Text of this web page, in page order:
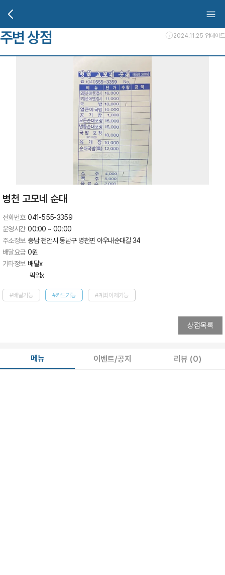
주변 상점 2024.11.25 업데이트
병천 고모네 순대
전화번호 041-555-3359
운영시간 00:00 ~ 00:00
주소정보 충남 천안시 동남구 병천면 아우내순대길 34
배달요금 0원
기타정보 배달x
픽업x
#배달가능 #카드가능 #계좌이체가능
상점목록
메뉴 이벤트/공지 리뷰 (0)